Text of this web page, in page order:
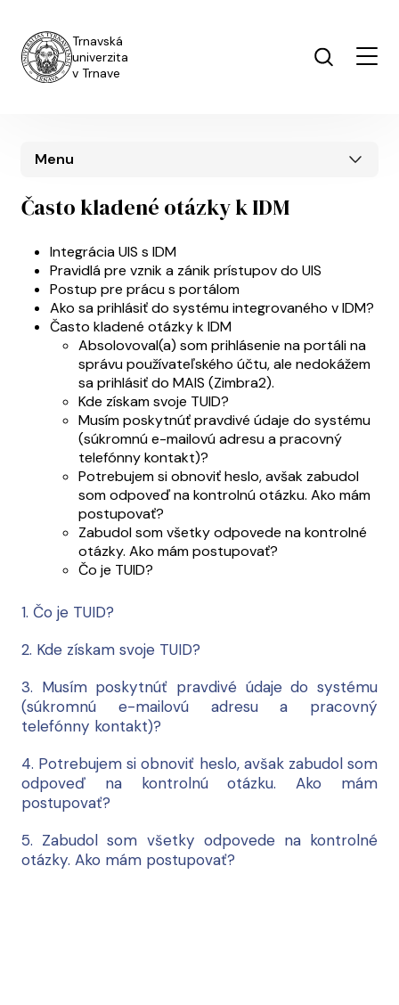
Trnavská
univerzita
v Trnave
Často kladené otázky k IDM
UIS menu
Integrácia UIS s IDM
Pravidlá pre vznik a zánik prístupov do UIS
Postup pre prácu s portálom
Ako sa prihlásiť do systému integrovaného v IDM?
Často kladené otázky k IDM
Absolovoval(a) som prihlásenie na portáli na
správu používateľského účtu, ale nedokážem
sa prihlásiť do MAIS (Zimbra2).
Kde získam svoje TUID?
Musím poskytnúť pravdivé údaje do systému
(súkromnú e-mailovú adresu a pracovný
telefónny kontakt)?
Potrebujem si obnoviť heslo, avšak zabudol
som odpoveď na kontrolnú otázku. Ako mám
postupovať?
Zabudol som všetky odpovede na kontrolné
otázky. Ako mám postupovať?
Čo je TUID?
1. Čo je TUID?
2. Kde získam svoje TUID?
3. Musím poskytnúť pravdivé údaje do systému
(súkromnú e-mailovú adresu a pracovný
telefónny kontakt)?
4. Potrebujem si obnoviť heslo, avšak zabudol som
odpoveď na kontrolnú otázku. Ako mám
postupovať?
5. Zabudol som všetky odpovede na kontrolné
otázky. Ako mám postupovať?
Menu